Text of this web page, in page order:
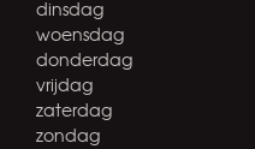
dinsdag
woensdag
donderdag
vrijdag
zaterdag
zondag